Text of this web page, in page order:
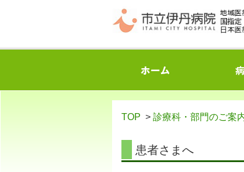
TOP > 診療科・部門のご案
患者さまへ